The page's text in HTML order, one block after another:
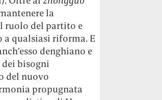
la
ruolo del partito e
a qualsiasi riforma. E
denghiano e
bisogni
del nuovo
propugnata